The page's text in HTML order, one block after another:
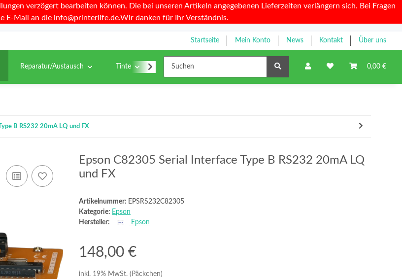
verzögert bearbeiten können. Die bei unseren Artikeln angegebenen Lieferzeiten verlängern sich. Bei Fragen
E-Mail an die info@printerlife.de.Wir danken für Ihr Verständnis.
Startseite Mein Konto News Kontakt Über uns
0,00 €
Reparatur/Austausch Tinte Toner
B RS232 20mA LQ und FX
Epson C82305 Serial Interface Type B RS232 20mA LQ
und FX
Artikelnummer: EPSRS232C82305
Kategorie: Epson
Hersteller:
Epson
148,00 €
inkl. 19% MwSt. (Päckchen)